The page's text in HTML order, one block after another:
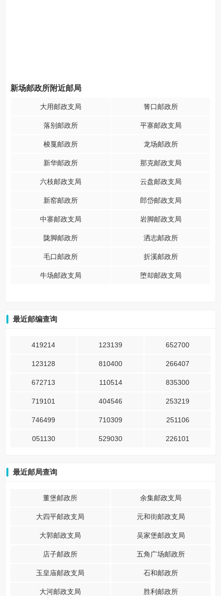
新场邮政所附近邮局
大用邮政支局 箐口邮政所
落别邮政所 平寨邮政支局
梭戛邮政所 龙场邮政所
新华邮政所 那克邮政支局
六枝邮政支局 云盘邮政支局
新窑邮政所 郎岱邮政支局
中寨邮政支局 岩脚邮政支局
陇脚邮政所 洒志邮政所
毛口邮政所 折溪邮政所
牛场邮政支局 堕却邮政支局
最近邮编查询
419214 123139 652700
123128 810400 266407
672713 110514 835300
719101 404546 253219
746499 710309 251106
051130 529030 226101
最近邮局查询
董堡邮政所 余集邮政支局
大四平邮政支局 元和街邮政支局
大郭邮政支局 吴家堡邮政支局
店子邮政所 五角广场邮政所
玉皇庙邮政支局 石和邮政所
大河邮政支局 胜利邮政所